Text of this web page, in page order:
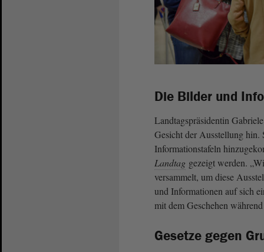
Die Bilder und
Landtagspräsidentin
Gesicht der Ausstellung hin.
Informationstafeln
Landtag gezeigt werden.
versammelt, um diese
und Informationen auf sich
mit dem Geschehen
Gesetze gegen